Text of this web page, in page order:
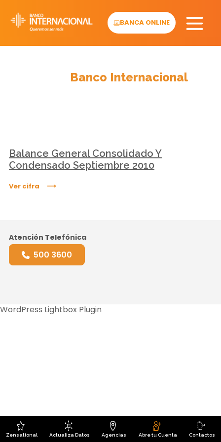
content
BANCA ONLINE
Banco Internacional
Balance General Consolidado Y
Condensado Septiembre 2010
Ver cifra
Atención Telefónica
500 3600
Zensational Actualiza Datos Agencias Abre tu Cuenta Contactos
WordPress Lightbox Plugin